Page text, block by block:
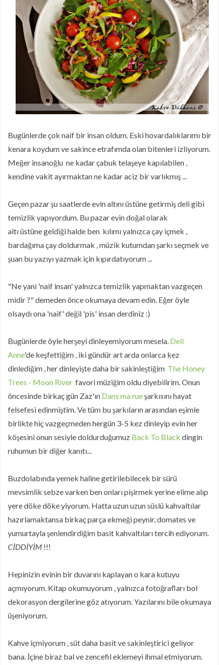
Ramazan'da Nasıl Beslenmelisiniz?
Limonlu Pamuk Kek
Hatay Yöresinden En Özel Lezzetlerin
Online Mağazası Hataykoy.com
Mor Havuçlu Ekşi Mayalı Ekmek
Ekşi Mayalı Tost Ekmeği
Brüksel Lahanası Salatası
Glutensiz Yemiş Ekmek
Bugünlerde çok naif bir insan oldum. Eski hovardalıklarımı bir
kenara koydum ve sakince etrafımda olan bitenleri izliyorum.
Meğer insanoğlu ne kadar çabuk telaşeye kapılabilen ,
kendine vakit ayırmaktan ne kadar aciz bir varlıkmış ...
Geçen pazar şu saatlerde evin altını üstüne getirmiş deli gibi
temizlik yapıyordum. Bu pazar evin doğal olarak
altı üstüne geldiği halde ben kılımı yalnızca çay içmek ,
bardağıma çay doldurmak , müzik kutumdan şarkı seçmek ve
şuan bu yazıyı yazmak için kıpırdatıyorum ...
"Ne yani 'naif insan' yalnızca temizlik yapmaktan vazgeçen
midir ?" demeden önce okumaya devam edin. Eğer öyle
olsaydı ona 'naif' değil 'pis' insan derdiniz :)
Bugünlerde öyle herşeyi dinleyemiyorum mesela. Deli
Anne'de keşfettiğim , iki gündür art arda onlarca kez
dinlediğim , her dinleyişte daha bir sakinleştiğim The Honey
Trees - Moon River favori müziğim oldu diyebilirim. Onun
öncesinde birkaç gün Zaz'ın Dans ma rueşarkısını hayat
felsefesi edinmiştim. Ve tüm bu şarkıların arasından eşimle
birlikte hiç vazgeçmeden hergün 3-5 kez dinleyip evin her
köşesini onun sesiyle doldurduğumuz Back To Black dingin
ruhumun bir diğer kanıtı...
Buzdolabında yemek haline getirilebilecek bir sürü
mevsimlik sebze varken ben onları pişirmek yerine elime alıp
yere döke döke yiyorum. Hatta uzun uzun süslü kahvaltılar
hazırlamaktansa birkaç parça ekmeği peynir, domates ve
yumurtayla şenlendirdiğim basit kahvaltıları tercih ediyorum.
CİDDİYİM !!!
Hepinizin evinin bir duvarını kaplayan o kara kutuyu
açmıyorum. Kitap okumuyorum , yalnızca fotoğrafları bol
dekorasyon dergilerine göz atıyorum. Yazılarını bile okumaya
üşeniyorum.
Kahve içmiyorum , süt daha basit ve sakinleştirici geliyor
bana. İçine biraz bal ve zencefil eklemeyi ihmal etmiyorum.